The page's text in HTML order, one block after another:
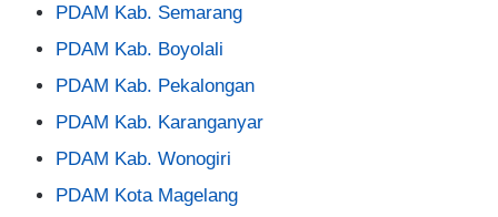
PDAM Kab. Semarang
PDAM Kab. Boyolali
PDAM Kab. Pekalongan
PDAM Kab. Karanganyar
PDAM Kab. Wonogiri
PDAM Kota Magelang